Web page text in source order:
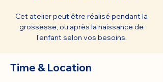
Cet atelier peut être réalisé pendant la
grossesse, ou après la naissance de
l’enfant selon vos besoins.
Time & Location